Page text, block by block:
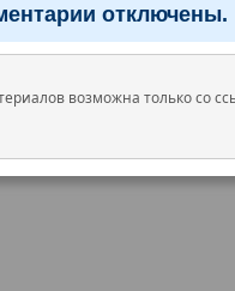
отключены.
возможна только со